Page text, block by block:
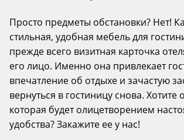
Просто предметы обстановки? Нет!
стильная, удобная мебель для
прежде всего визитная карточка
его лицо. Именно она привлекает
впечатление об отдыхе и зачастую
вернуться в гостиницу снова. Хотите
которая будет олицетворением
удобства? Закажите ее у нас!